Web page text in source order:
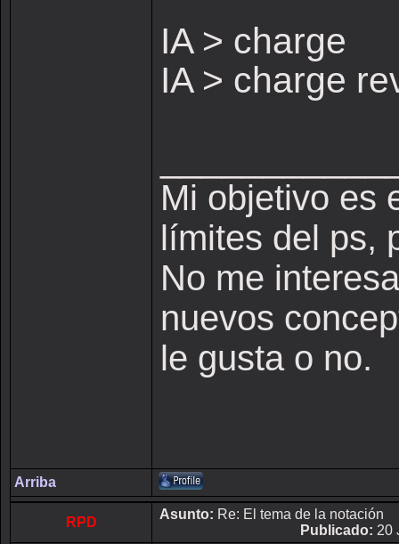
IA > charge
IA > charge
Mi objetivo es
límites del ps,
No me
nuevos
le gusta o no.
Arriba
RPD
Asunto: Re: El tema de la notación
Publicado: 20